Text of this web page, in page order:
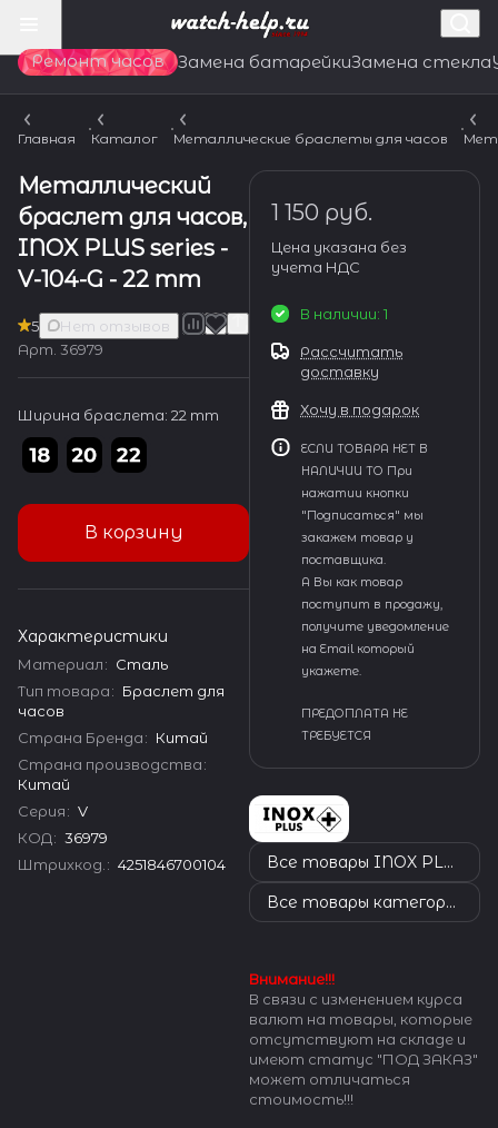
Ремонт часов Замена батарейкиЗамена стекла
Главная Каталог Металлические браслеты для часов
Металлический
браслет для часов,
INOX PLUS series -
V-104-G - 22 mm
5
Нет отзывов
Арт. 36979
Ширина браслета: 22 mm
В корзину
Характеристики
Материал: Сталь
Тип товара: Браслет для
часов
Страна Бренда: Китай
Страна производства:
Китай
Серия: V
КОД: 36979
Штрихкод. : 4251846700104
1 150 руб.
Цена указана без
учета НДС
В наличии: 1
Рассчитать
доставку
Хочу в подарок
ЕСЛИ ТОВАРА НЕТ В
НАЛИЧИИ ТО При
нажатии кнопки
"Подписаться" мы
закажем товар у
поставщика.
А Вы как товар
поступит в продажу,
получите уведомление
на Email который
укажете.
ПРЕДОПЛАТА НЕ
ТРЕБУЕТСЯ
Все товары INOX PLUS
Все товары категории
Внимание!!!
В связи с изменением курса
валют на товары, которые
отсутствуют на складе и
имеют статус "ПОД ЗАКАЗ"
может отличаться
стоимость!!!